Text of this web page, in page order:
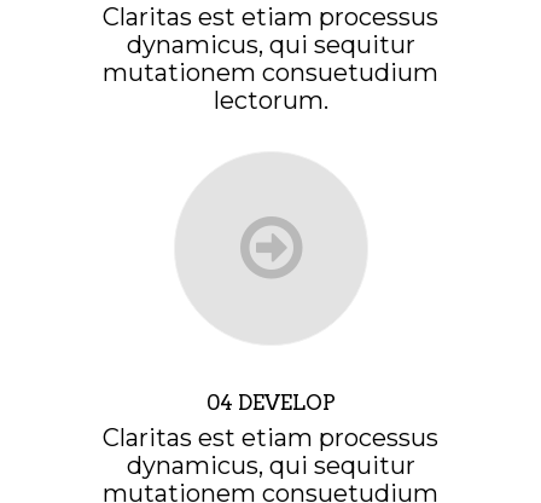
Claritas est etiam processus
dynamicus, qui sequitur
mutationem consuetudium
lectorum.
04 DEVELOP
Claritas est etiam processus
dynamicus, qui sequitur
mutationem consuetudium